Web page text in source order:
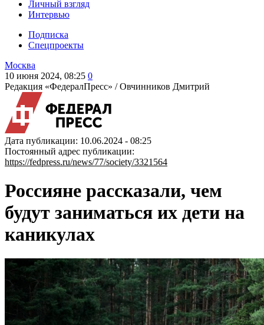
Личный взгляд
Интервью
Подписка
Спецпроекты
Москва
10 июня 2024, 08:25 0
Редакция «ФедералПресс» /Овчинников Дмитрий
Дата публикации: 10.06.2024 - 08:25
Постоянный адрес публикации:
https://fedpress.ru/news/77/society/3321564
Россияне рассказали, чем
будут заниматься их дети на
каникулах